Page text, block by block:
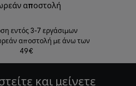
αποστολή
εντός 3-7 εργάσιμων
αποστολή με άνω των
49€
και μείνετε